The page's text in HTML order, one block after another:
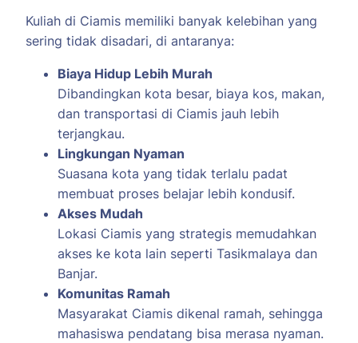
Kuliah di Ciamis memiliki banyak kelebihan yang
sering tidak disadari, di antaranya:
Biaya Hidup Lebih Murah
Dibandingkan kota besar, biaya kos, makan,
dan transportasi di Ciamis jauh lebih
terjangkau.
Lingkungan Nyaman
Suasana kota yang tidak terlalu padat
membuat proses belajar lebih kondusif.
Akses Mudah
Lokasi Ciamis yang strategis memudahkan
akses ke kota lain seperti Tasikmalaya dan
Banjar.
Komunitas Ramah
Masyarakat Ciamis dikenal ramah, sehingga
mahasiswa pendatang bisa merasa nyaman.